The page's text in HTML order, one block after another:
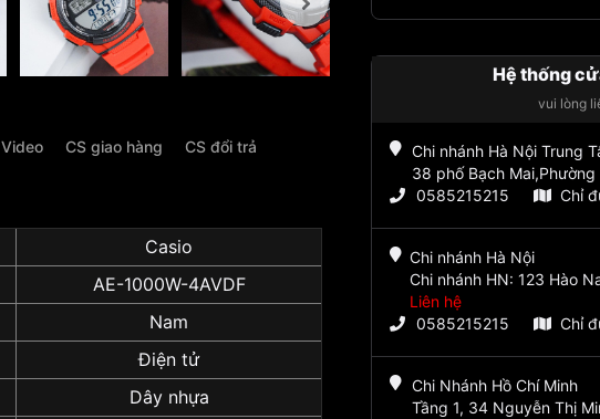
Video CS giao hàng CS đổi trả
Casio
AE-1000W-4AVDF
Nam
Điện tử
Dây nhựa
Hệ thống
vui lòng
Chi nhánh Hà Nội Trung
38 phố Bạch
0585215215
Chỉ
Chi nhánh Hà Nội
Chi nhánh HN: 123 Hào
Liên hệ
0585215215
Chỉ
Chi Nhánh Hồ Chí Minh
Tầng 1, 34 Nguyễn Thị